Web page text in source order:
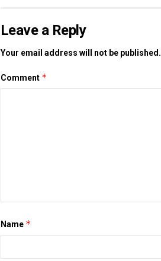
Leave a Reply
Your email address will not be published.
Comment *
Name *